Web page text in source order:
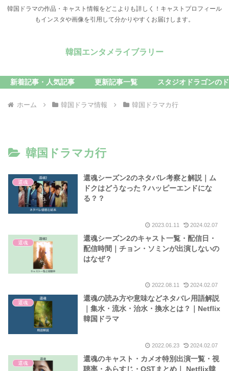
韓国ドラマの作品・キャスト情報をどこよりも詳しく！キャストプロフィール
もインスタや画像を引用して分かりやすくお届けします。
韓国エンタメライブラリー
新着記事・人気記事 更新記事一覧 スタジオドラゴンの
ホーム 韓国ドラマ情報 韓国ドラマカ行
韓国ドラマカ行
還魂
還魂シーズン2のネタバレ考察と解説｜ム
ドクはどうなった？ハッピーエンドにな
る？？
2023.01.11 2024.02.07
還魂
還魂シーズン2のキャスト一覧・配信日・
配信時間｜チョン・ソミンが出演しないの
はなぜ？
2022.08.11 2024.02.07
還魂
還魂の読み方や意味などネタバレ用語解説
｜集水・流水・治水・換水とは？｜Netflix
韓国ドラマ
2022.06.23 2024.02.07
還魂
還魂のキャスト・カメオ特別出演一覧・視
聴率・あらすじ・OSTまとめ｜ Netflix韓